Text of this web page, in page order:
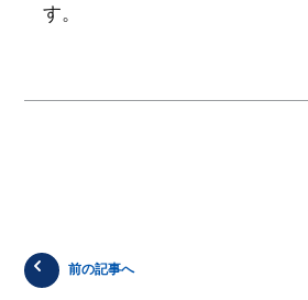
す。
前の記事へ